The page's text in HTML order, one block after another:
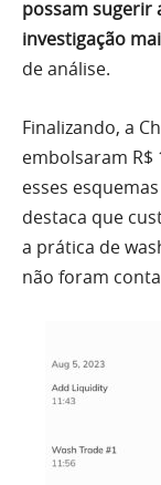
possam sugerir
investigação
de análise.
Finalizando, a
embolsaram R$
esses
destaca que
a prática de
não foram